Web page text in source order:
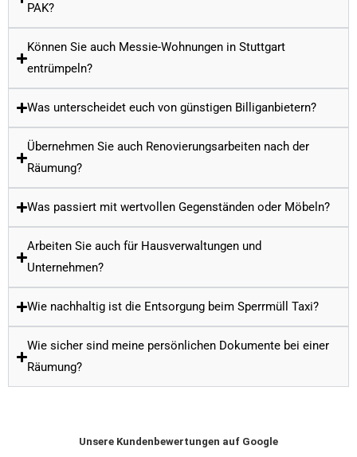
PAK?
Können Sie auch Messie-Wohnungen in Stuttgart
entrümpeln?
Was unterscheidet euch von günstigen Billiganbietern?
Übernehmen Sie auch Renovierungsarbeiten nach der
Räumung?
Was passiert mit wertvollen Gegenständen oder Möbeln?
Arbeiten Sie auch für Hausverwaltungen und
Unternehmen?
Wie nachhaltig ist die Entsorgung beim Sperrmüll Taxi?
Wie sicher sind meine persönlichen Dokumente bei einer
Räumung?
Unsere Kundenbewertungen auf Google